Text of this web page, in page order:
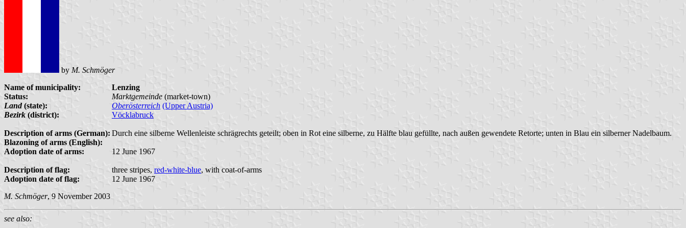
by M. Schmöger
Name of municipality:
Lenzing
Status:
Marktgemeinde (market-town)
Land(state): Oberösterreich (Upper Austria)
Bezirk (district): Vöcklabruck
Description of arms (German): Durch eine silberne Wellenleiste schrägrechts geteilt; oben in Rot eine silberne, zu Hälfte blau gefüllte, nach außen gewendete Retorte; unten in Blau ein silberner Nadelbaum.
Blazoning of arms (English):
Adoption date of arms:
12 June 1967
Description of flag: three stripes, red-white-blue, with coat-of-arms
Adoption date of flag:
12 June 1967
M. Schmöger, 9 November 2003
see also: